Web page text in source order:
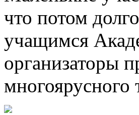
что потом
учащимся
организаторы
многоярусного